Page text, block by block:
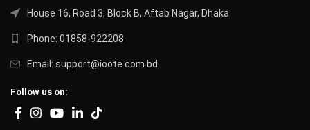
House 16, Road 3, Block B, Aftab Nagar, Dhaka
Phone: 01858-922208
Email: support@ioote.com.bd
Follow us on: